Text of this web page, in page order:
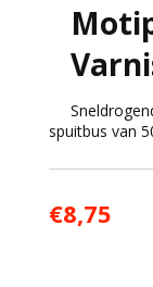
spuitbus van
€8,75